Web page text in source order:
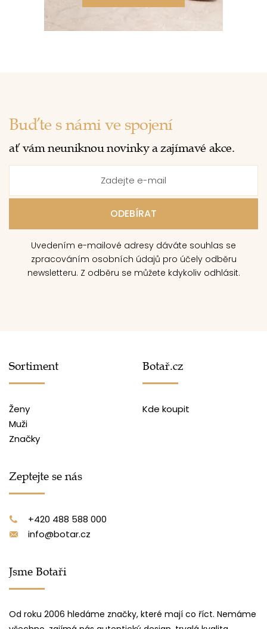
Buďte s námi ve spojení
ať vám neuniknou novinky a zajímavé akce.
Uvedením e-mailové adresy dáváte souhlas se
zpracováním osobních údajů pro účely odběru
newsletteru. Z odběru se můžete kdykoliv odhlásit.
Sortiment
Ženy
Muži
Značky
Botař.cz
Kde koupit
Zeptejte se nás
+420 488 588 000
info@botar.cz
Jsme Botaři
Od roku 2006 hledáme značky, které mají co říct. Nemáme